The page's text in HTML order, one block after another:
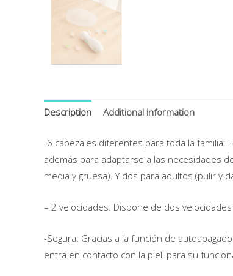
Description Additional information
-6 cabezales diferentes para toda la familia:
además para adaptarse a las necesidades
media y gruesa). Y dos para adultos (pulir y
– 2 velocidades: Dispone de dos
-Segura: Gracias a la función de
entra en contacto con la piel, para su